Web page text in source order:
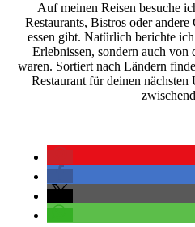
Auf meinen Reisen besuche
Restaurants, Bistros oder
essen gibt. Natürlich berichte
Erlebnissen, sondern auch von
waren. Sortiert nach Ländern
Restaurant für deinen